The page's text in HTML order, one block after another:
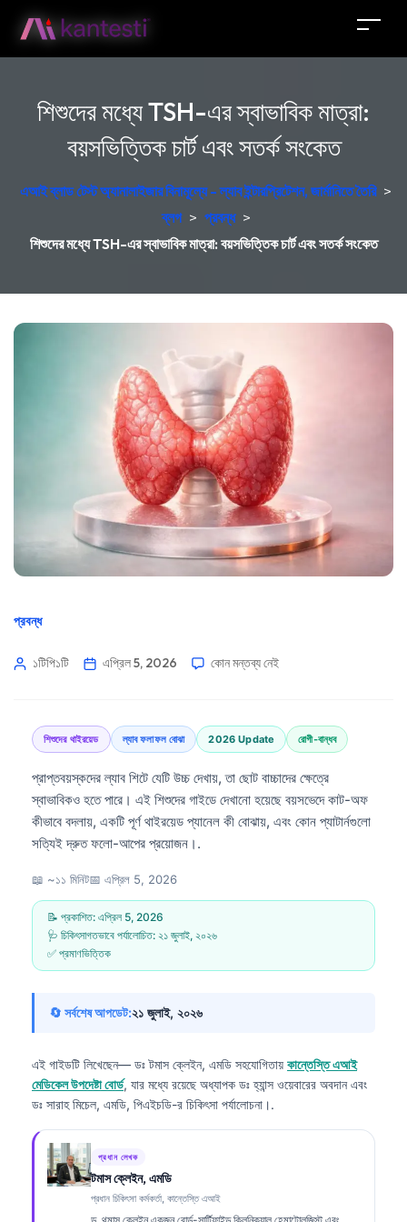
শিশুদের মধ্যে TSH-এর স্বাভাবিক মাত্রা:
বয়সভিত্তিক চার্ট এবং সতর্ক সংকেত
এআই ব্লাড টেস্ট অ্যানালাইজার বিনামূল্যে - ল্যাব ইন্টারপ্রিটেশন, জার্মানিতে তৈরি >
ব্লগ > প্রবন্ধ >
শিশুদের মধ্যে TSH-এর স্বাভাবিক মাত্রা: বয়সভিত্তিক চার্ট এবং সতর্ক সংকেত
প্রবন্ধ
১টিপি১টি এপ্রিল 5, 2026 কোন মন্তব্য নেই
শিশুদের থাইরয়েড ল্যাব ফলাফল বোঝা 2026 Update রোগী-বান্ধব
প্রাপ্তবয়স্কদের ল্যাব শিটে যেটি উচ্চ দেখায়, তা ছোট বাচ্চাদের ক্ষেত্রে
স্বাভাবিকও হতে পারে। এই শিশুদের গাইডে দেখানো হয়েছে বয়সভেদে কাট-অফ
কীভাবে বদলায়, একটি পূর্ণ থাইরয়েড প্যানেল কী বোঝায়, এবং কোন প্যাটার্নগুলো
সত্যিই দ্রুত ফলো-আপের প্রয়োজন।.
📖 ~১১ মিনিট📅 এপ্রিল 5, 2026
📝 প্রকাশিত: এপ্রিল 5, 2026
🩺 চিকিৎসাগতভাবে পর্যালোচিত: ২১ জুলাই, ২০২৬
✅ প্রমাণভিত্তিক
🔄 সর্বশেষ আপডেট:২১ জুলাই, ২০২৬
এই গাইডটি লিখেছেন— ডঃ টমাস ক্লেইন, এমডি সহযোগিতায় কান্তেস্তি এআই
মেডিকেল উপদেষ্টা বোর্ড, যার মধ্যে রয়েছে অধ্যাপক ডঃ হ্যান্স ওয়েবারের অবদান এবং
ডঃ সারাহ মিচেল, এমডি, পিএইচডি-র চিকিৎসা পর্যালোচনা।.
প্রধান লেখক
টমাস ক্লেইন, এমডি
প্রধান চিকিৎসা কর্মকর্তা, কান্তেস্তি এআই